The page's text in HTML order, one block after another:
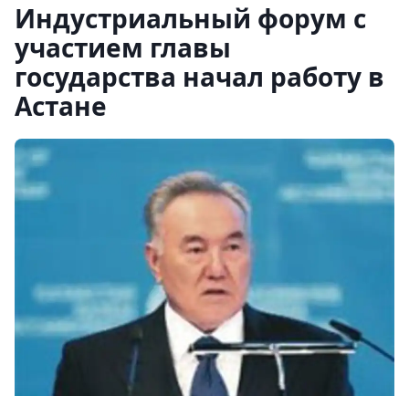
Индустриальный форум с
участием главы
государства начал работу в
Астане